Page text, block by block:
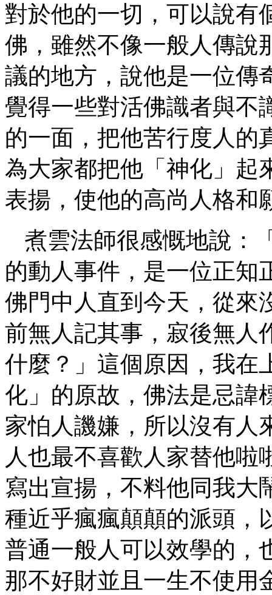
對於他的一切，可以說有
佛，雖然不像一般人傳說
議的地方，說他是一位傳
覺得一些對活佛識者與不
的一面，把他苦行度人的
為大家都把他「神化」起
表揚，使他的高尚人格和
煮雲法師很感慨地說：
的動人事件，是一位正知
佛門中人直到今天，從來
前無人記其事，寂後無人
什麼？」這個原因，我在
化」的原故，佛法是忌諱
家怕人譏嫌，所以沒有人
人也最不喜歡人家替他啦
寫出宣揚，不料他同我大
種近乎瘋瘋顛顛的派頭，
普通一般人可以效學的，
那不好財並且一生不使用